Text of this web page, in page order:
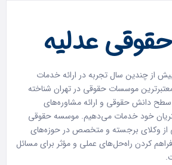
عدلیه
از چندین سال تجربه در ارائه خدمات
موسسات حقوقی در تهران شناخته
سطح دانش حقوقی و ارائه مشاوره‌های
خود خدمات می‌دهیم. موسسه حقوقی
از وکلای برجسته و متخصص در حوزه‌های
کردن راه‌حل‌های عملی و مؤثر برای مسائل